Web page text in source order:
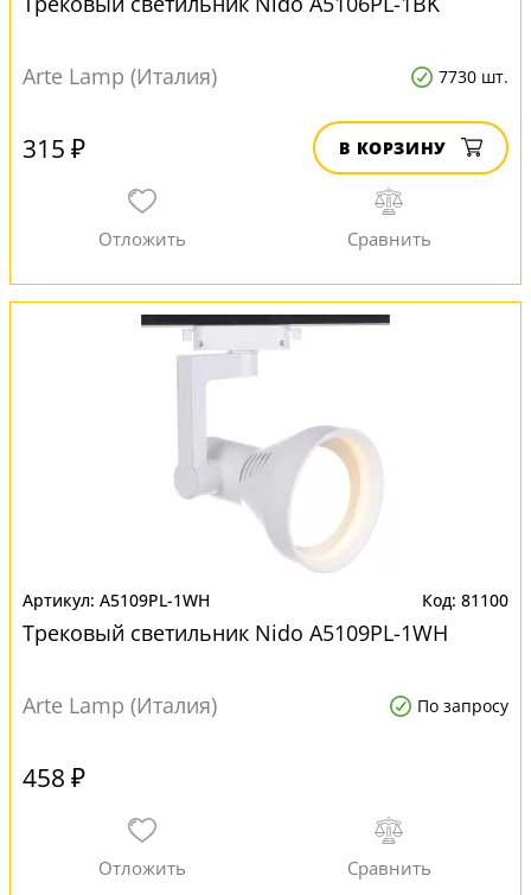
Arte Lamp (Италия) 7730 шт.
315 ₽ В КОРЗИНУ
A5109PL-1WH 81100
Трековый светильник Nido A5109PL-1WH
Arte Lamp (Италия) По запросу
458 ₽